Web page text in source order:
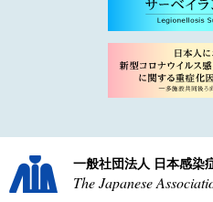
一般社団法人 日本感染
The Japanese